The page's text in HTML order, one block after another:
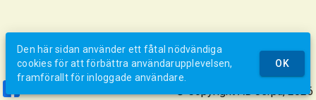
© Copyright AB Jerpa, 2026
Den här sidan använder ett fåtal nödvändiga
cookies för att förbättra användarupplevelsen,
framförallt för inloggade användare.
OK